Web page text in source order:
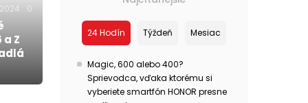
0
Z
24 Hodín Týždeň Mesiac
Magic, 600 alebo 400?
Sprievodca, vďaka ktorému si
vyberiete smartfón HONOR presne